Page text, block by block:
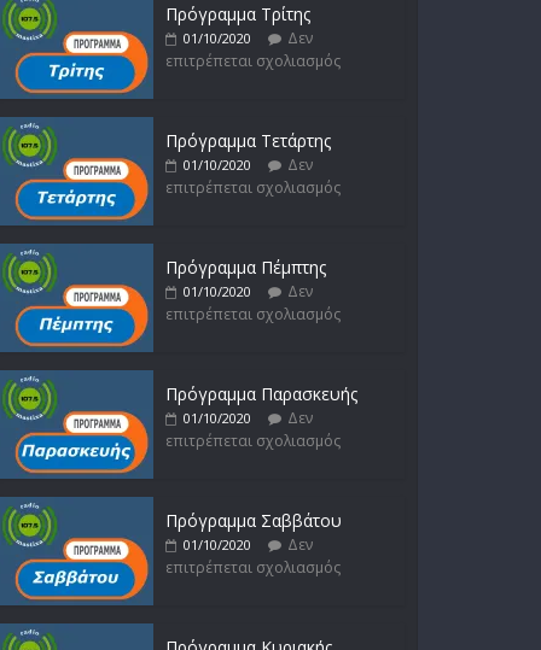
επιτρέπεται σχολιασμός
Πρόγραμμα Τρίτης
01/10/2020
Δεν
επιτρέπεται σχολιασμός
Πρόγραμμα Τετάρτης
01/10/2020
Δεν
επιτρέπεται σχολιασμός
Πρόγραμμα Πέμπτης
01/10/2020
Δεν
επιτρέπεται σχολιασμός
Πρόγραμμα Παρασκευής
01/10/2020
Δεν
επιτρέπεται σχολιασμός
Πρόγραμμα Σαββάτου
01/10/2020
Δεν
επιτρέπεται σχολιασμός